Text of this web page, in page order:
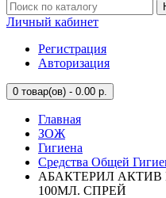
Личный кабинет
Регистрация
Авторизация
0 товар(ов) - 0.00 р.
Главная
ЗОЖ
Гигиена
Средства Общей
АБАКТЕРИЛ
100МЛ. СПРЕЙ